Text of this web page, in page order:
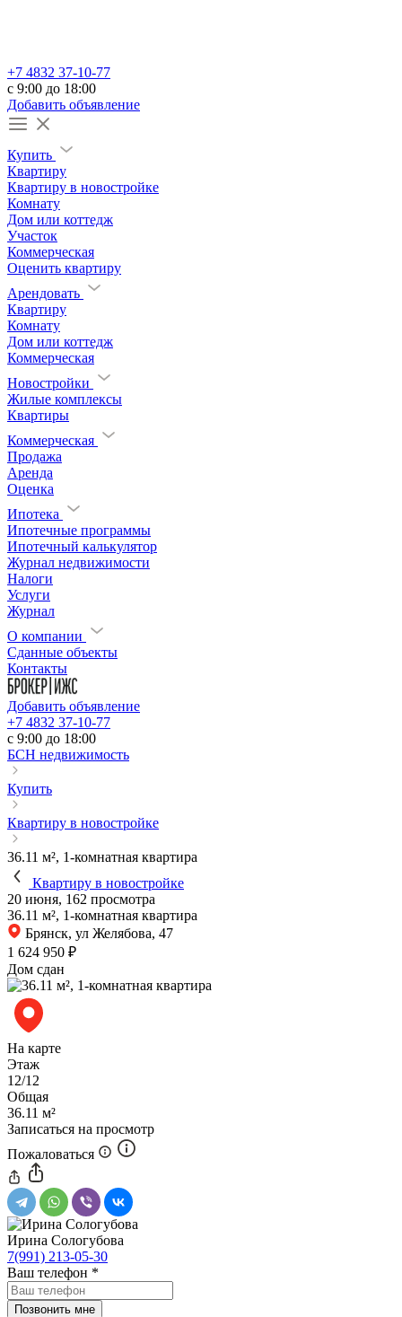
+7 4832 37-10-77
c 9:00 до 18:00
Добавить объявление
Купить
Квартиру
Квартиру в новостройке
Комнату
Дом или коттедж
Участок
Коммерческая
Оценить квартиру
Арендовать
Квартиру
Комнату
Дом или коттедж
Коммерческая
Новостройки
Жилые комплексы
Квартиры
Коммерческая
Продажа
Аренда
Оценка
Ипотека
Ипотечные программы
Ипотечный калькулятор
Журнал недвижимости
Налоги
Услуги
Журнал
О компании
Сданные объекты
Контакты
Добавить объявление
+7 4832 37-10-77
c 9:00 до 18:00
БСН недвижимость
Купить
Квартиру в новостройке
36.11 м², 1-комнатная квартира
Квартиру в новостройке
20 июня, 162 просмотра
36.11 м², 1-комнатная квартира
Брянск, ул Желябова, 47
1 624 950 ₽
Дом сдан
На карте
Этаж
12/12
Общая
36.11 м²
Записаться на просмотр
Пожаловаться
Ирина Сологубова
7(991) 213-05-30
Ваш телефон *